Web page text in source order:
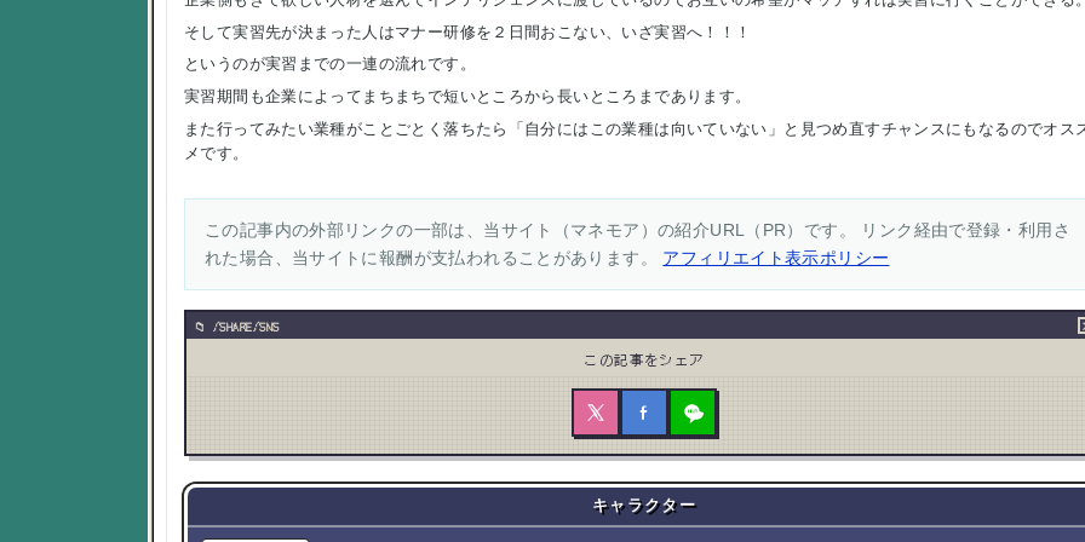
そして実習先が決まった人はマナー研修を２日間おこない、いざ実習へ！！！
というのが実習までの一連の流れです。
実習期間も企業によってまちまちで短いところから長いところまであります。
また行ってみたい業種がことごとく落ちたら「自分にはこの業種は向いていない」と見つめ直すチャンスにもなるのでオス
メです。
この記事内の外部リンクの一部は、当サイト（マネモア）の紹介URL（PR）です。 リンク経由で登録・利用さ
れた場合、当サイトに報酬が支払われることがあります。 アフィリエイト表示ポリシー
/SHARE/SNS
この記事をシェア
キャラクター